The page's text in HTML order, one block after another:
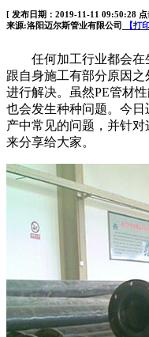
[ 发布日期：2019-11-11 09:50:28 点
来源:洛阳迈尔斯管业有限公司
【打
任何加工行业都会在
跟自身施工有部分原因
进行解决。虽然PE管材
也会发生种种问题。今
产中常见的问题，并针
来分享给大家。